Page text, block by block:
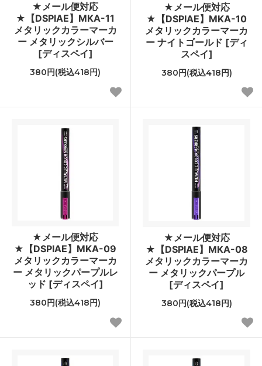
★メール便対応
★【DSPIAE】MKA-11
メタリックカラーマーカ
ー メタリックシルバー
[ディスペイ]
380円(税込418円)
★メール便対応
★【DSPIAE】MKA-10
メタリックカラーマーカ
ー ナイトゴールド [ディ
スペイ]
380円(税込418円)
★メール便対応
★【DSPIAE】MKA-09
メタリックカラーマーカ
ー メタリックパープルレ
ッド [ディスペイ]
380円(税込418円)
★メール便対応
★【DSPIAE】MKA-08
メタリックカラーマーカ
ー メタリックパープル
[ディスペイ]
380円(税込418円)